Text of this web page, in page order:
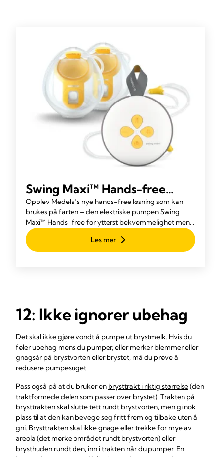
Swing Maxi™ Hands-free
elektrisk brystpumpe
Opplev Medela’s nye hands-free løsning som kan
brukes på farten – den elektriske pumpen Swing
Maxi™ Hands-free for ytterst bekvemmelighet mens
du multitasker. Den er kompakt med intuitiv kontroll
og kombinert med Medela Hands-free
oppsamlingsskåler: Anatomisk utformet for å støtte
Les mer
12: Ikke ignorer ubehag
Det skal ikke gjøre vondt å pumpe ut brystmelk. Hvis du
føler ubehag mens du pumper, eller merker blemmer eller
gnagsår på brystvorten eller brystet, må du prøve å
redusere pumpesuget.
Pass også på at du bruker en brysttrakt i riktig størrelse(den
traktformede delen som passer over brystet). Trakten på
brysttrakten skal slutte tett rundt brystvorten, men gi nok
plass til at den kan bevege seg fritt frem og tilbake uten å
gni. Brysttrakten skal ikke gnage eller trekke for mye av
areola (det mørke området rundt brystvorten) eller
brysthuden rundt den, inn i trakten når du pumper. En